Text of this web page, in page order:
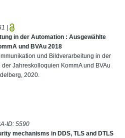
|
in der Automation : Ausgewählte
und BVAu 2018
und Bildverarbeitung in der
Jahreskolloquien KommA und BVAu
2020.
ID: 5590
mechanisms in DDS, TLS and DTLS